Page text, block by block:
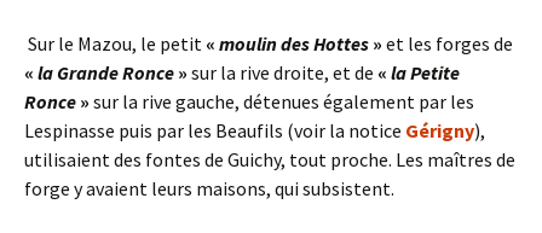
Sur le Mazou, le petit « moulin des Hottes » et les forges de
« la Grande Ronce » sur la rive droite, et de « la Petite
Ronce » sur la rive gauche, détenues également par les
Lespinasse puis par les Beaufils (voir la notice Gérigny),
utilisaient des fontes de Guichy, tout proche. Les maîtres de
forge y avaient leurs maisons, qui subsistent.